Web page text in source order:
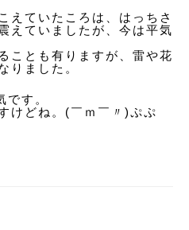
えていたころは、はっちさ
えていましたが、今は平気
ことも有りますが、雷や花
りました。
す。
けどね。(￣ｍ￣〃)ぷぷ